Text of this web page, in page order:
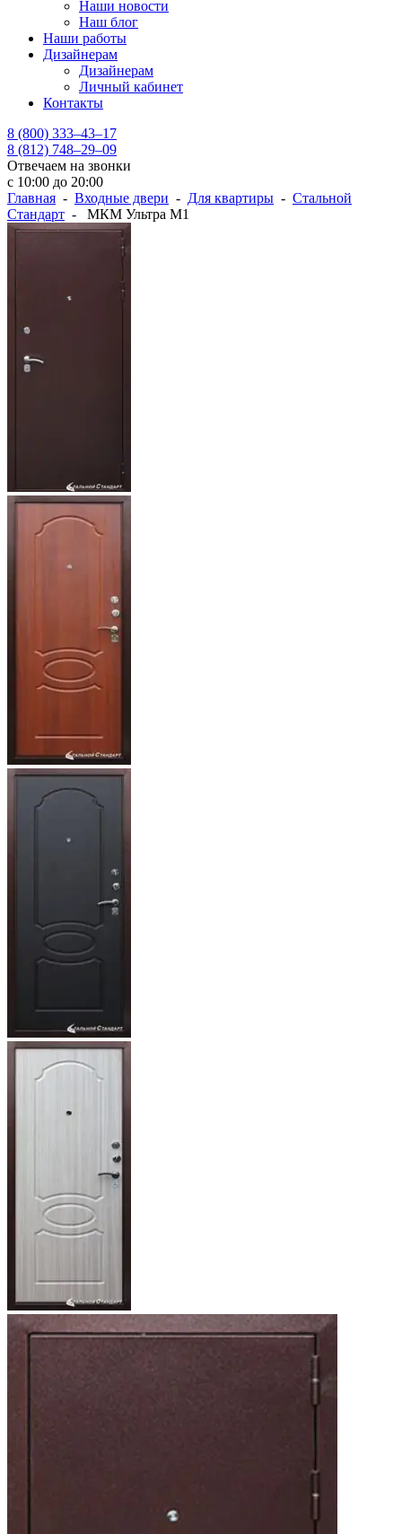
Наши новости
Наш блог
Наши работы
Дизайнерам
Дизайнерам
Личный кабинет
Контакты
8 (800) 333–43–17
8 (812) 748–29–09
Отвечаем на звонки
с 10:00 до 20:00
Главная - Входные двери - Для квартиры - Стальной
Стандарт - МКМ Ультра М1